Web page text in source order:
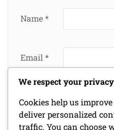
Name*
Email *
Website
We respect your privacy
Cookies help us
deliver personalized
traffic. You can choose